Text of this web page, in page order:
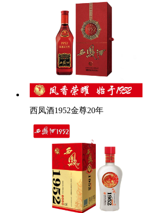
西凤酒1952金尊20年